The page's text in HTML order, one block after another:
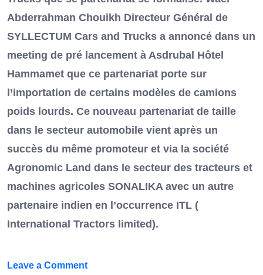
Abderrahman Chouikh Directeur Général de
SYLLECTUM Cars and Trucks a annoncé dans un
meeting de pré lancement à Asdrubal Hôtel
Hammamet que ce partenariat porte sur
l’importation de certains modèles de camions
poids lourds. Ce nouveau partenariat de taille
dans le secteur automobile vient après un
succès du même promoteur et via la société
Agronomic Land dans le secteur des tracteurs et
machines agricoles SONALIKA avec un autre
partenaire indien en l’occurrence ITL (
International Tractors limited).
Leave a Commenton